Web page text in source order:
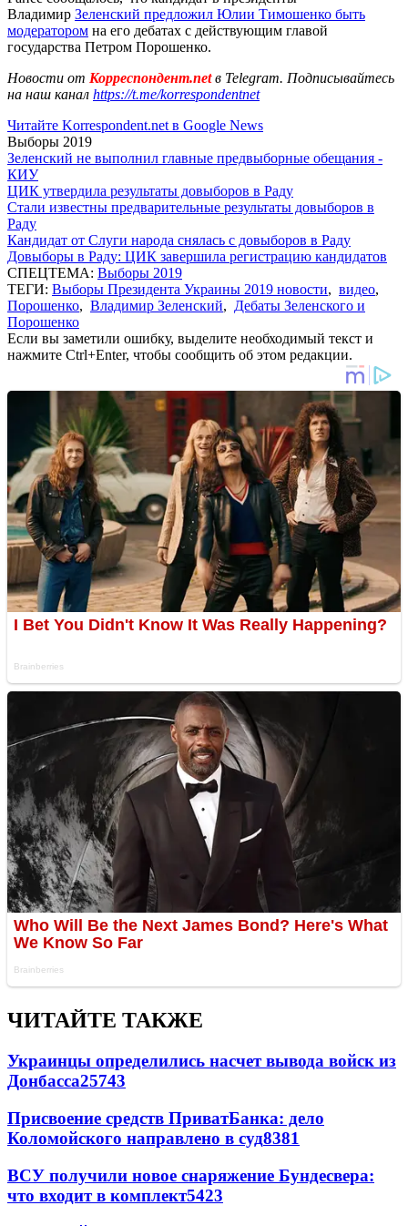
Владимир Зеленский предложил Юлии Тимошенко быть
модератором на его дебатах с действующим главой
государства Петром Порошенко.
Новости от Корреспондент.netв Telegram. Подписывайтесь
на наш канал https://t.me/korrespondentnet
Читайте Korrespondent.net в Google News
Выборы 2019
Зеленский не выполнил главные предвыборные обещания -
КИУ
ЦИК утвердила результаты довыборов в Раду
Стали известны предварительные результаты довыборов в
Раду
Кандидат от Слуги народа снялась с довыборов в Раду
Довыборы в Раду: ЦИК завершила регистрацию кандидатов
СПЕЦТЕМА: Выборы 2019
ТЕГИ: Выборы Президента Украины 2019 новости, видео,
Порошенко, Владимир Зеленский, Дебаты Зеленского и
Порошенко
Если вы заметили ошибку, выделите необходимый текст и
нажмите Ctrl+Enter, чтобы сообщить об этом редакции.
ЧИТАЙТЕ ТАКЖЕ
Украинцы определились насчет вывода войск из
Донбасса25743
Присвоение средств ПриватБанка: дело
Коломойского направлено в суд8381
ВСУ получили новое снаряжение Бундесвера:
что входит в комплект5423